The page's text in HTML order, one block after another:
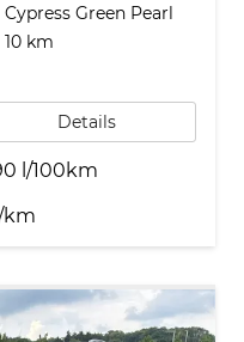
Cypress Green Pearl
10 km
Details
l/100km
km